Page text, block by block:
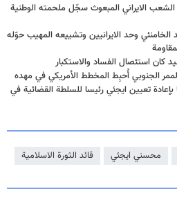
الايراني المبعوث سجّل ملحمته الوطنية
الخامنئي وحد الایرانيين وتشييعه المهيب حوّله
كان استئصال الفساد والاستكبار
الجنوبي أُحبِط المخطط الأمريكي في مهده
بإعادة تعيين ايجئي رئيسا للسلطة القضائية في
محسني ايجئي قائد الثورة الاسلامية